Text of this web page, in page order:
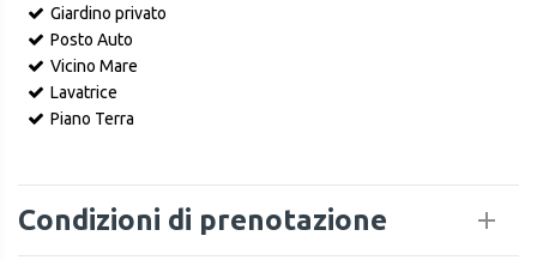
Giardino privato
Posto Auto
Vicino Mare
Lavatrice
Piano Terra
Condizioni di prenotazione